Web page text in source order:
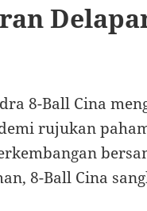
8-Ball Cina
rujukan
8-Ball Cina